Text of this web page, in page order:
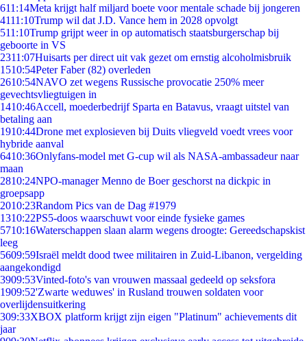
611:14Meta krijgt half miljard boete voor mentale schade bij jongeren
4111:10Trump wil dat J.D. Vance hem in 2028 opvolgt
511:10Trump grijpt weer in op automatisch staatsburgerschap bij
geboorte in VS
2311:07Huisarts per direct uit vak gezet om ernstig alcoholmisbruik
1510:54Peter Faber (82) overleden
2610:54NAVO zet wegens Russische provocatie 250% meer
gevechtsvliegtuigen in
1410:46Accell, moederbedrijf Sparta en Batavus, vraagt uitstel van
betaling aan
1910:44Drone met explosieven bij Duits vliegveld voedt vrees voor
hybride aanval
6410:36Onlyfans-model met G-cup wil als NASA-ambassadeur naar
maan
2810:24NPO-manager Menno de Boer geschorst na dickpic in
groepsapp
2010:23Random Pics van de Dag #1979
1310:22PS5-doos waarschuwt voor einde fysieke games
5710:16Waterschappen slaan alarm wegens droogte: Gereedschapskist
leeg
5609:59Israël meldt dood twee militairen in Zuid-Libanon, vergelding
aangekondigd
3909:53Vinted-foto's van vrouwen massaal gedeeld op seksfora
1909:52'Zwarte weduwes' in Rusland trouwen soldaten voor
overlijdensuitkering
309:33XBOX platform krijgt zijn eigen "Platinum" achievements dit
jaar